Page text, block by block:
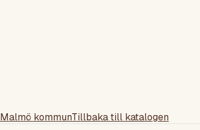
Malmö kommunTillbaka till katalogen